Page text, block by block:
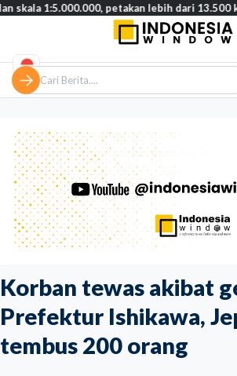
Korban tewas akibat
Prefektur Ishikawa,
tembus 200 orang
petakan lebih dari 13.500 kawah